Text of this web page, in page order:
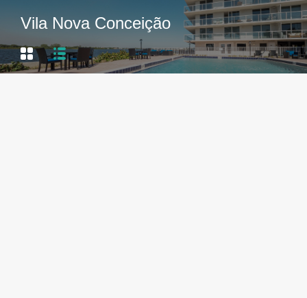
Vila Nova Conceição